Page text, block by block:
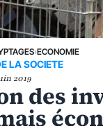
›ECONOMIE
LA SOCIETE
2019
des